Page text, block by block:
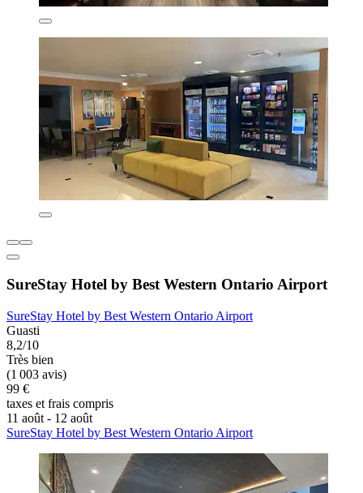
SureStay Hotel by Best Western Ontario Airport
SureStay Hotel by Best Western Ontario Airport
Guasti
8,2/10
Très bien
(1 003 avis)
99 €
taxes et frais compris
11 août - 12 août
SureStay Hotel by Best Western Ontario Airport